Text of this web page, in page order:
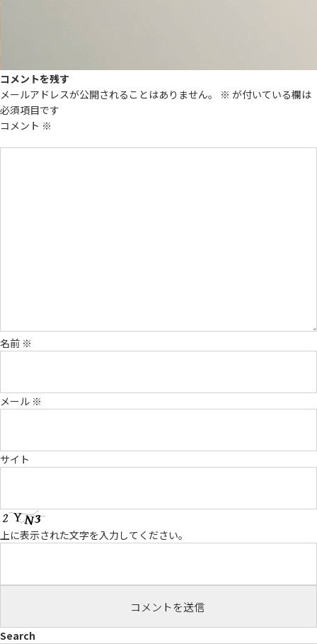
コメントを残す
メールアドレスが公開されることはありません。
※ が付いている欄は
必須項目です
コメント ※
名前 ※
メール ※
サイト
上に表示された文字を入力してください。
Search